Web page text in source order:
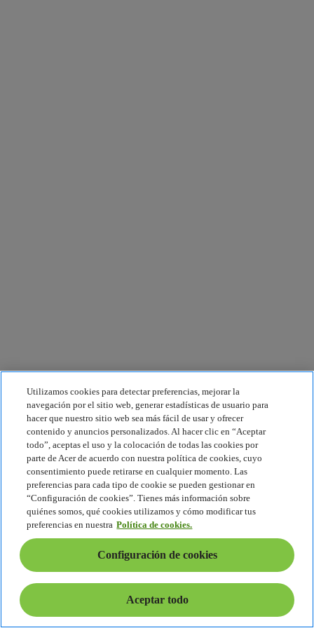
Utilizamos cookies para detectar preferencias, mejorar la
navegación por el sitio web, generar estadísticas de usuario para
hacer que nuestro sitio web sea más fácil de usar y ofrecer
contenido y anuncios personalizados. Al hacer clic en “Aceptar
todo”, aceptas el uso y la colocación de todas las cookies por
parte de Acer de acuerdo con nuestra política de cookies, cuyo
consentimiento puede retirarse en cualquier momento. Las
preferencias para cada tipo de cookie se pueden gestionar en
“Configuración de cookies”. Tienes más información sobre
quiénes somos, qué cookies utilizamos y cómo modificar tus
preferencias en nuestra Política de cookies.
Configuración de cookies
Aceptar todo